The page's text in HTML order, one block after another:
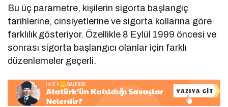
Bu üç parametre, kişilerin sigorta başlangıç
tarihlerine, cinsiyetlerine ve sigorta kollarına göre
farklılık gösteriyor. Özellikle 8 Eylül 1999 öncesi ve
sonrası sigorta başlangıcı olanlar için farklı
düzenlemeler geçerli.